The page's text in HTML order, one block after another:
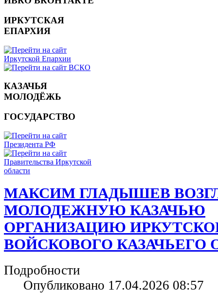
ИРКУТСКАЯ
ЕПАРХИЯ
КАЗАЧЬЯ
МОЛОДЁЖЬ
ГОСУДАРСТВО
МАКСИМ ГЛАДЫШЕВ
МОЛОДЕЖНУЮ КАЗАЧЬЮ
ОРГАНИЗАЦИЮ
ВОЙСКОВОГО КАЗАЧЬЕГО
Подробности
Опубликовано 17.04.2026 08:57